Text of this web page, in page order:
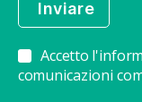
Accetto
comunicazioni